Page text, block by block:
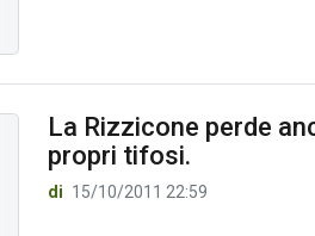
La Rizzicone perde
propri tifosi.
di 15/10/2011 22:59